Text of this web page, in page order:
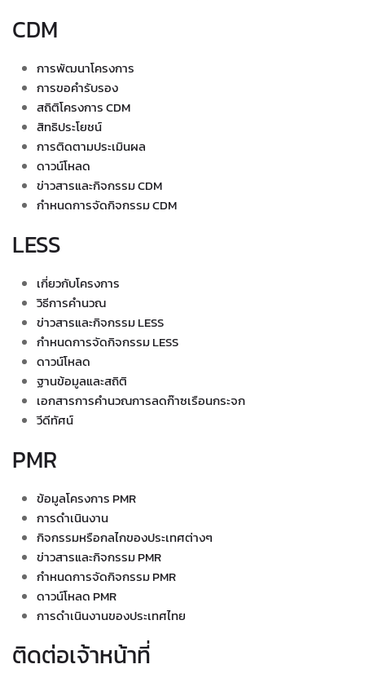
CDM
การพัฒนาโครงการ
การขอคำรับรอง
สถิติโครงการ CDM
สิทธิประโยชน์
การติดตามประเมินผล
ดาวน์โหลด
ข่าวสารและกิจกรรม CDM
กำหนดการจัดกิจกรรม CDM
LESS
เกี่ยวกับโครงการ
วิธีการคำนวณ
ข่าวสารและกิจกรรม LESS
กำหนดการจัดกิจกรรม LESS
ดาวน์โหลด
ฐานข้อมูลและสถิติ
เอกสารการคำนวณการลดก๊าซเรือนกระจก
วีดีทัศน์
PMR
ข้อมูลโครงการ PMR
การดำเนินงาน
กิจกรรมหรือกลไกของประเทศต่างๆ
ข่าวสารและกิจกรรม PMR
กำหนดการจัดกิจกรรม PMR
ดาวน์โหลด PMR
การดำเนินงานของประเทศไทย
ติดต่อเจ้าหน้าที่